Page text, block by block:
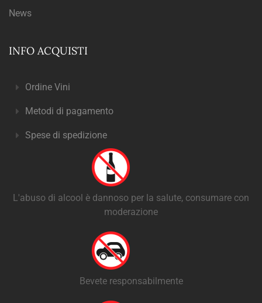
News
INFO ACQUISTI
Ordine Vini
Metodi di pagamento
Spese di spedizione
L'abuso di alcool è dannoso per la salute, consumare con
moderazione
Bevete responsabilmente